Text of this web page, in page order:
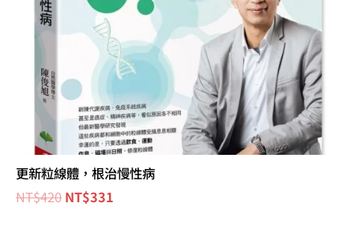
更新粒線體，根治慢性病
NT$420 NT$331